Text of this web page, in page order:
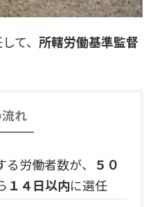
て、 所轄労働基準監督
れ
労働者数が、
５０
１４日以内に選任